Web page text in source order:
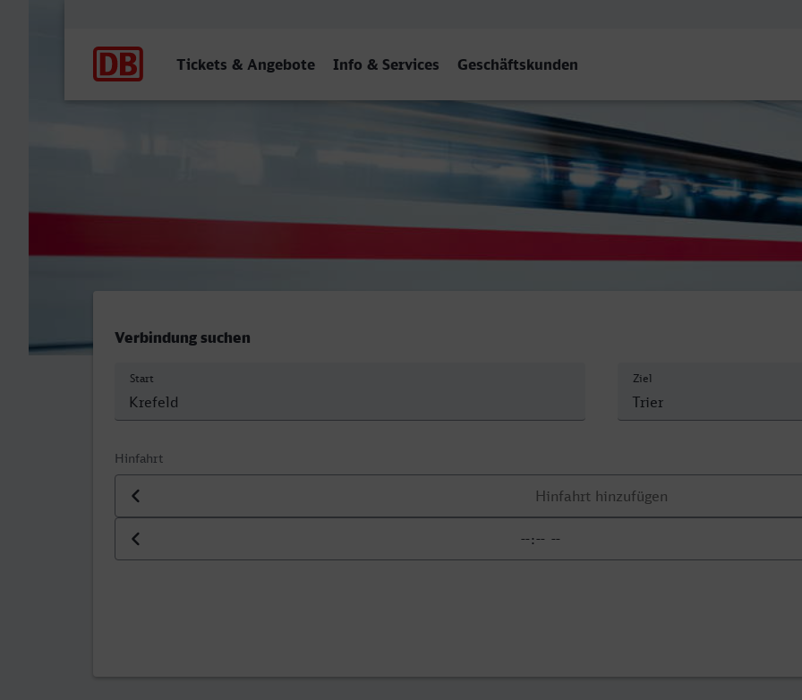
Tickets & Angebote Info & Services Geschäftskunden
Verbindung suchen
Start Ziel
Hinfahrt
Datum der Hinfahrt
Uhrzeit der Hinfahrt